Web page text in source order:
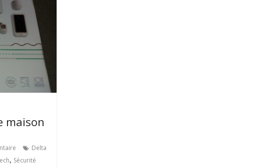
maison
Delta
, Sécurité